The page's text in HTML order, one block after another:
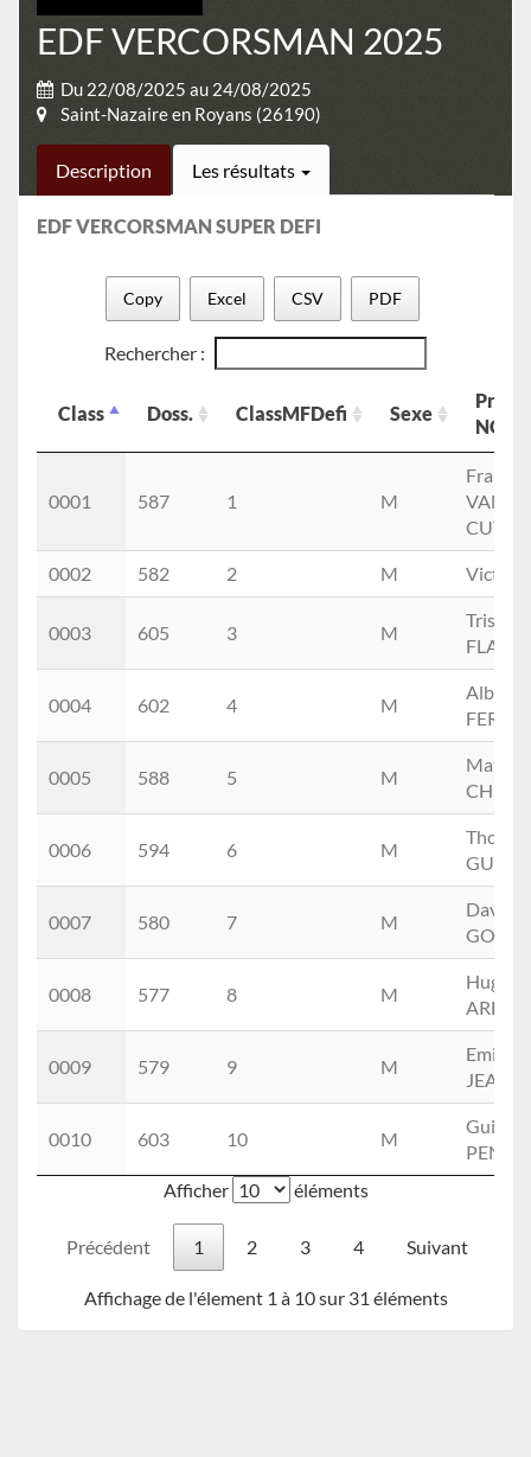
EDF VERCORSMAN 2025
Du 22/08/2025 au 24/08/2025
Saint-Nazaire en Royans (26190)
Description Les résultats
EDF VERCORSMAN SUPER DEFI
Copy Excel CSV PDF
Rechercher :
Class Doss. ClassMFDefi Sexe
NOM
NOM
0001 587 1 M
VAN
0002 582 2 M Victor
0003 605 3 M
Tristan
0004 602 4 M
Alban
0005 588 5 M
0006 594 6 M
Thomas
GUYOT
0007 580 7 M
David
0008 577 8 M
Hugo
0009 579 9 M
Emilien
0010 603 10 M
PENET
Afficher
éléments
Précédent 1 2 3 4 Suivant
Affichage de l'élement 1 à 10 sur 31 éléments